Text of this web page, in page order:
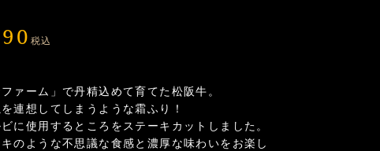
税込
ァーム」で丹精込めて育てた松阪牛。
連想してしまうような霜ふり！
に使用するところをステーキカットしました。
のような不思議な食感と濃厚な味わいをお楽し